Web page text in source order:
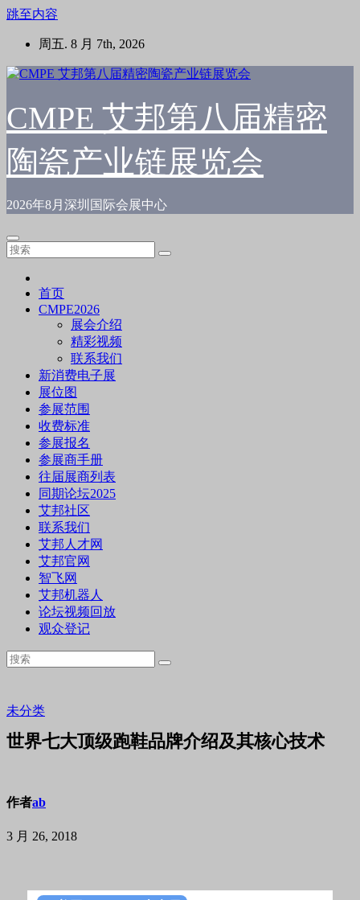
跳至内容
周五. 8 月 7th, 2026
CMPE 艾邦第八届精密
陶瓷产业链展览会
2026年8月深圳国际会展中心
首页
CMPE2026
展会介绍
精彩视频
联系我们
新消费电子展
展位图
参展范围
收费标准
参展报名
参展商手册
往届展商列表
同期论坛2025
艾邦社区
联系我们
艾邦人才网
艾邦官网
智飞网
艾邦机器人
论坛视频回放
观众登记
未分类
世界七大顶级跑鞋品牌介绍及其核心技术
作者ab
3 月 26, 2018